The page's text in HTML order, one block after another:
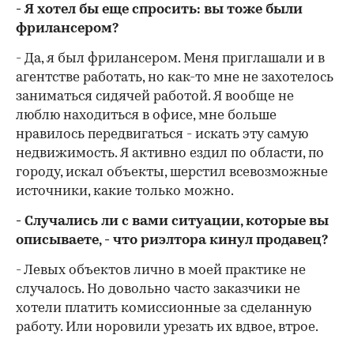
- Я хотел бы еще спросить: вы тоже были
фрилансером?
- Да, я был фрилансером. Меня приглашали и в
агентстве работать, но как-то мне не захотелось
заниматься сидячей работой. Я вообще не
люблю находиться в офисе, мне больше
нравилось передвигаться - искать эту самую
недвижимость. Я активно ездил по области, по
городу, искал объекты, шерстил всевозможные
источники, какие только можно.
- Случались ли с вами ситуации, которые вы
описываете, - что риэлтора кинул продавец?
- Левых объектов лично в моей практике не
случалось. Но довольно часто заказчики не
хотели платить комиссионные за сделанную
работу. Или норовили урезать их вдвое, втрое.